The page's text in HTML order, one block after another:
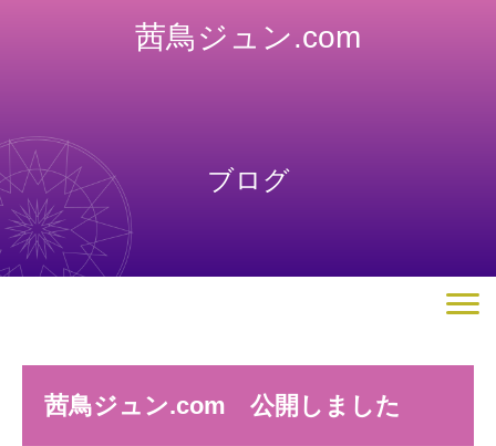
茜鳥ジュン.com
ブログ
茜鳥ジュン.com 公開しました